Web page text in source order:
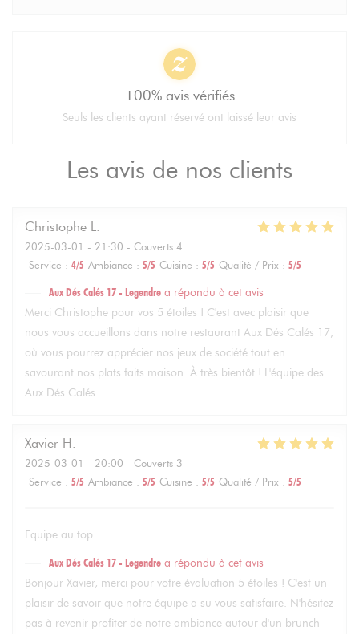
Les avis de nos clients
Christophe L
2025-03-01 - 21:30 - Couverts 4
Service : 4/5 Ambiance : 5/5 Cuisine : 5/5 Qualité / Prix : 5/5
Aux Dés Calés 17 - Legendre a répondu à cet avis
Merci Christophe pour vos 5 étoiles ! C'est avec plaisir que
nous vous accueillons dans notre restaurant Aux Dés Calés 17,
où vous pourrez apprécier nos jeux de société tout en
savourant nos plats faits maison. À très bientôt ! L'équipe des
Aux Dés Calés.
Xavier H
2025-03-01 - 20:00 - Couverts 3
Service : 5/5 Ambiance : 5/5 Cuisine : 5/5 Qualité / Prix : 5/5
Equipe au top
Aux Dés Calés 17 - Legendre a répondu à cet avis
Bonjour Xavier, merci pour votre évaluation 5 étoiles ! C'est un
plaisir de savoir que notre équipe a su vous satisfaire. N'hésitez
pas à revenir profiter de notre ambiance autour d'un brunch
100% avis vérifiés
Seuls les clients ayant réservé ont laissé leur avis